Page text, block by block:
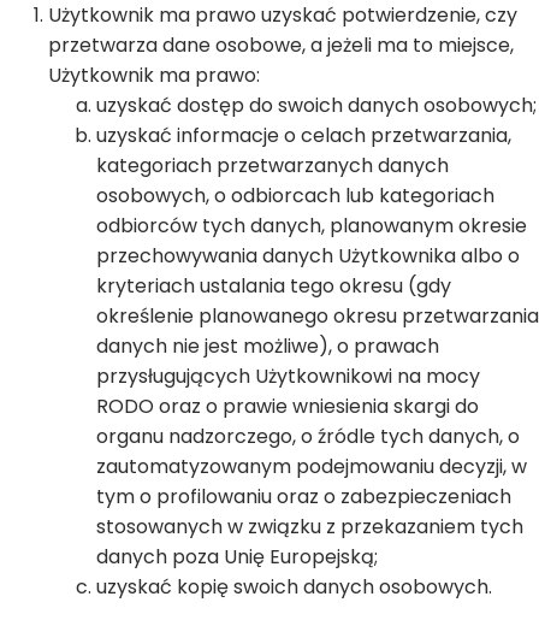
Użytkownik ma prawo uzyskać potwierdzenie, czy
przetwarza dane osobowe, a jeżeli ma to miejsce,
Użytkownik ma prawo:
uzyskać dostęp do swoich danych osobowych;
uzyskać informacje o celach przetwarzania,
kategoriach przetwarzanych danych
osobowych, o odbiorcach lub kategoriach
odbiorców tych danych, planowanym okresie
przechowywania danych Użytkownika albo o
kryteriach ustalania tego okresu (gdy
określenie planowanego okresu przetwarzania
danych nie jest możliwe), o prawach
przysługujących Użytkownikowi na mocy
RODO oraz o prawie wniesienia skargi do
organu nadzorczego, o źródle tych danych, o
zautomatyzowanym podejmowaniu decyzji, w
tym o profilowaniu oraz o zabezpieczeniach
stosowanych w związku z przekazaniem tych
danych poza Unię Europejską;
uzyskać kopię swoich danych osobowych.